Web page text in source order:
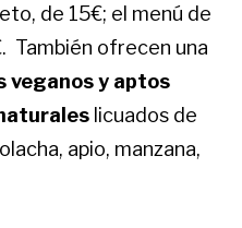
de 15€; el menú de
También ofrecen una
veganos y aptos
licuados de
apio, manzana,